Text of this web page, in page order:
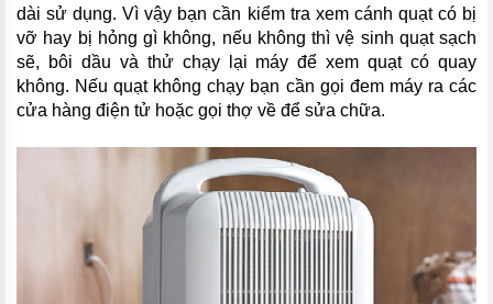
dài sử dụng. Vì vậy bạn cần kiểm tra xem cánh quạt có bị
vỡ hay bị hỏng gì không, nếu không thì vệ sinh quạt sạch
sẽ, bôi dầu và thử chạy lại máy để xem quạt có quay
không. Nếu quạt không chạy bạn cần gọi đem máy ra các
cửa hàng điện tử hoặc gọi thợ về để sửa chữa.